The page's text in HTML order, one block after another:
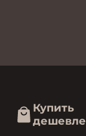
Купить
дешевле